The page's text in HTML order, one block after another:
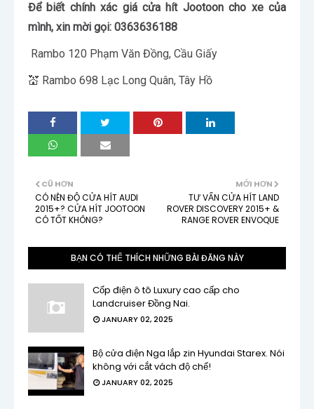
Để biết chính xác giá cửa hít Jootoon cho xe của
mình, xin mời gọi: 0363636188
Rambo 120 Phạm Văn Đồng, Cầu Giấy
💒 Rambo 698 Lạc Long Quân, Tây Hồ
MỚI HƠN
TƯ VẤN CỬA HÍT LAND
ROVER DISCOVERY 2015+ &
RANGE ROVER ENVOQUE
CŨ HƠN
CÓ NÊN ĐỘ CỬA HÍT AUDI
2015+? CỬA HÍT JOOTOON
CÓ TỐT KHÔNG?
BẠN CÓ THỂ THÍCH NHỮNG BÀI ĐĂNG NÀY
Cốp điện ô tô Luxury cao cấp cho
Landcruiser Đồng Nai.
JANUARY 02, 2025
Bộ cửa điện Nga lắp zin Hyundai Starex. Nói
không với cắt vách độ chế!
JANUARY 02, 2025